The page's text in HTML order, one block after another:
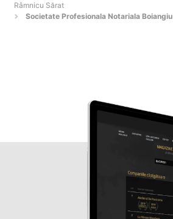
Râmnicu Sărat
Societate Profesionala Notariala Boiangiu